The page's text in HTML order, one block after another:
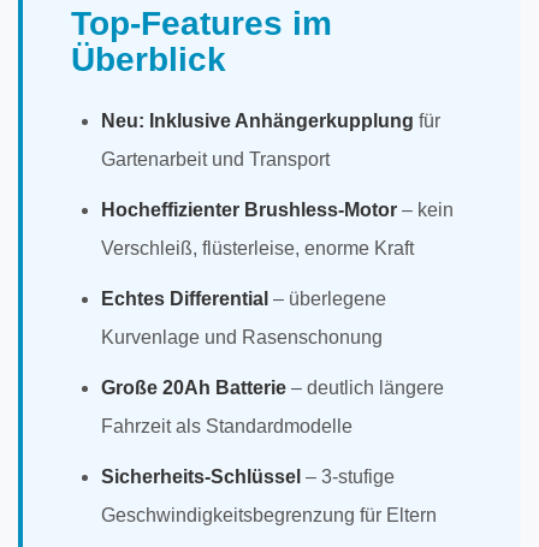
Top-Features im
Überblick
Neu: Inklusive Anhängerkupplung für
Gartenarbeit und Transport
Hocheffizienter Brushless-Motor – kein
Verschleiß, flüsterleise, enorme Kraft
Echtes Differential – überlegene
Kurvenlage und Rasenschonung
Große 20Ah Batterie – deutlich längere
Fahrzeit als Standardmodelle
Sicherheits-Schlüssel – 3-stufige
Geschwindigkeitsbegrenzung für Eltern